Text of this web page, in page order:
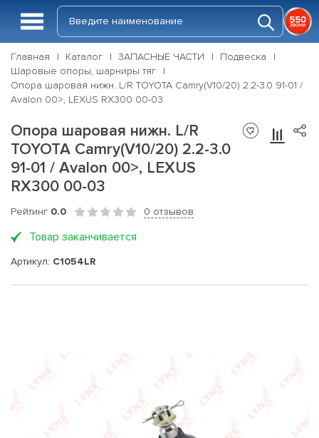
Главная Каталог ЗАПАСНЫЕ ЧАСТИ
Подвеска
Шаровые опоры, шарниры тяг
Опора шаровая нижн. L/R TOYOTA Camry(V10/20) 2.2-3.0 91-01 /
Avalon 00>, LEXUS RX300 00-03
Опора шаровая нижн. L/R
TOYOTA Camry(V10/20) 2.2-3.0
91-01 / Avalon 00>, LEXUS
RX300 00-03
Рейтинг 0.0 0 отзывов
Товар заканчивается
Артикул: C1054LR